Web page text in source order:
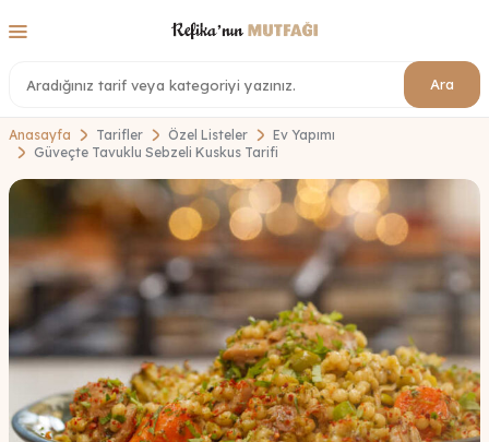
Ara
Anasayfa Tarifler Özel Listeler
Ev Yapımı
Güveçte Tavuklu Sebzeli Kuskus Tarifi